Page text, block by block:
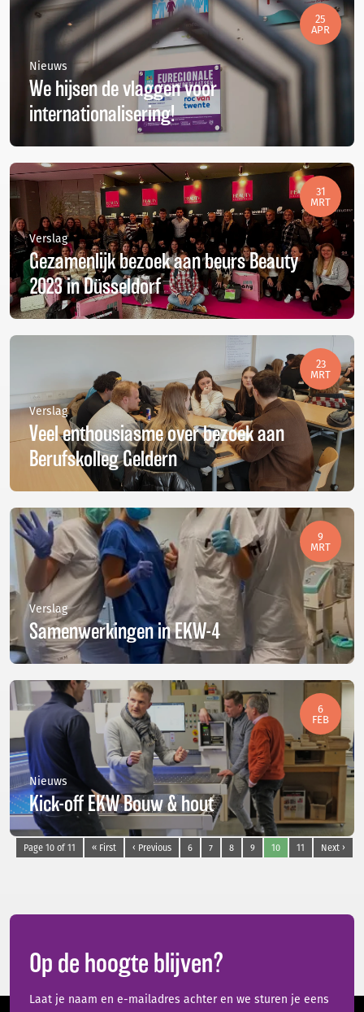
25
APR
Nieuws
We hijsen de vlaggen voor
internationalisering!
31
MRT
Verslag
Gezamenlijk bezoek aan beurs Beauty
2023 in Düsseldorf
23
MRT
Verslag
Veel enthousiasme over bezoek aan
Berufskolleg Geldern
9
MRT
Verslag
Samenwerkingen in EKW-4
6
FEB
Nieuws
Kick-off EKW Bouw & hout
Page 10 of 11 « First ‹ Previous 6 7 8 9 10 11 Next ›
Op de hoogte blijven?
Laat je naam en e-mailadres achter en we sturen je eens